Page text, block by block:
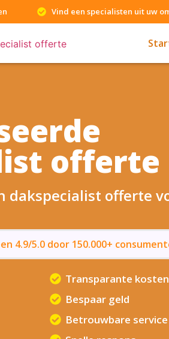
Vind een specialisten uit uw
offerte
dakspecialist offerte
4.9/5.0 door 150.000+
Transparante kosten
Bespaar geld
Betrouwbare service